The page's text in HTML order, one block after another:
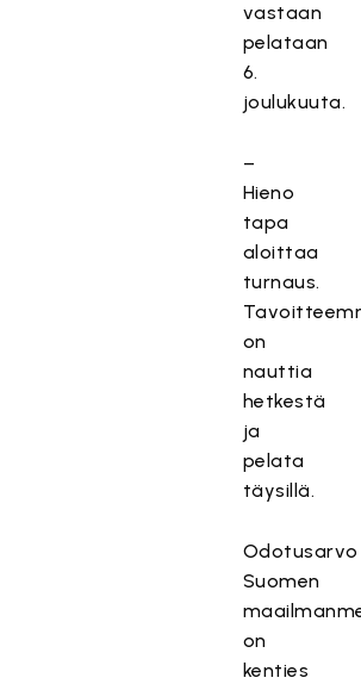
vastaan
pelataan
6.
joulukuuta.
–
Hieno
tapa
aloittaa
turnaus.
on
nauttia
hetkestä
ja
pelata
täysillä.
Odotusarvo
Suomen
on
kenties